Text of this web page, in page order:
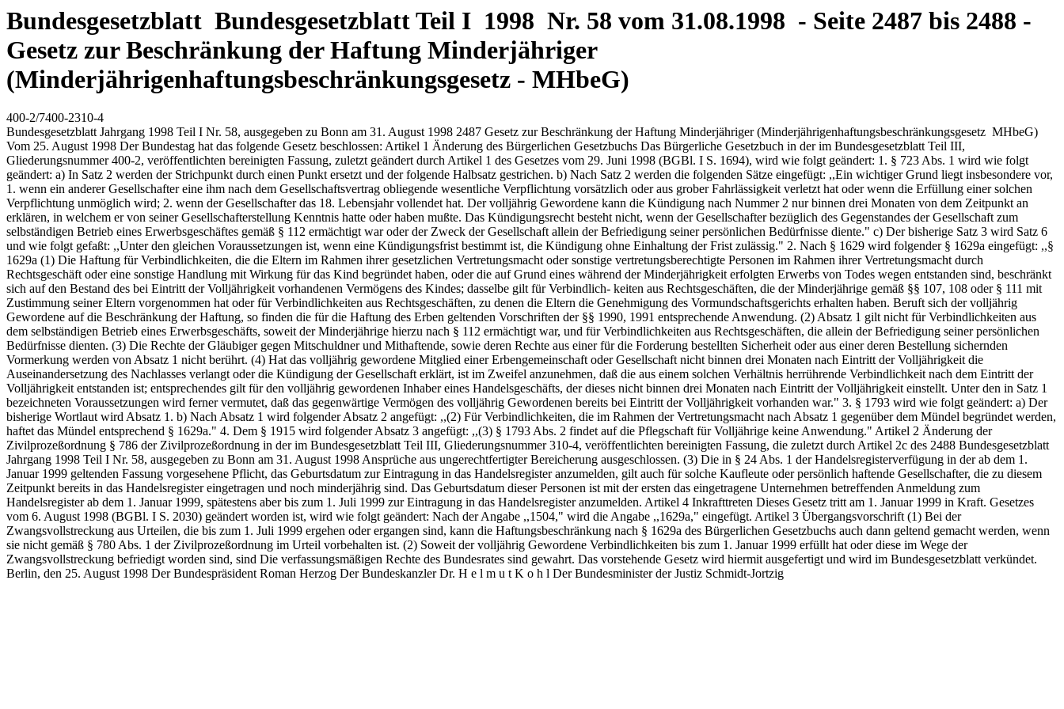
Bundesgesetzblatt Bundesgesetzblatt Teil I 1998 Nr. 58 vom 31.08.1998 - Seite 2487 bis 2488 -
Gesetz zur Beschränkung der Haftung Minderjähriger
(Minderjährigenhaftungsbeschränkungsgesetz - MHbeG)
400-2/7400-2310-4
Bundesgesetzblatt Jahrgang 1998 Teil I Nr. 58, ausgegeben zu Bonn am 31. August 1998 2487 Gesetz zur Beschränkung der Haftung Minderjähriger (Minderjährigenhaftungsbeschränkungsgesetz ­ MHbeG)
Vom 25. August 1998 Der Bundestag hat das folgende Gesetz beschlossen: Artikel 1 Änderung des Bürgerlichen Gesetzbuchs Das Bürgerliche Gesetzbuch in der im Bundesgesetzblatt Teil III,
Gliederungsnummer 400-2, veröffentlichten bereinigten Fassung, zuletzt geändert durch Artikel 1 des Gesetzes vom 29. Juni 1998 (BGBl. I S. 1694), wird wie folgt geändert: 1. § 723 Abs. 1 wird wie folgt
geändert: a) In Satz 2 werden der Strichpunkt durch einen Punkt ersetzt und der folgende Halbsatz gestrichen. b) Nach Satz 2 werden die folgenden Sätze eingefügt: ,,Ein wichtiger Grund liegt insbesondere vor,
1. wenn ein anderer Gesellschafter eine ihm nach dem Gesellschaftsvertrag obliegende wesentliche Verpflichtung vorsätzlich oder aus grober Fahrlässigkeit verletzt hat oder wenn die Erfüllung einer solchen
Verpflichtung unmöglich wird; 2. wenn der Gesellschafter das 18. Lebensjahr vollendet hat. Der volljährig Gewordene kann die Kündigung nach Nummer 2 nur binnen drei Monaten von dem Zeitpunkt an
erklären, in welchem er von seiner Gesellschafterstellung Kenntnis hatte oder haben mußte. Das Kündigungsrecht besteht nicht, wenn der Gesellschafter bezüglich des Gegenstandes der Gesellschaft zum
selbständigen Betrieb eines Erwerbsgeschäftes gemäß § 112 ermächtigt war oder der Zweck der Gesellschaft allein der Befriedigung seiner persönlichen Bedürfnisse diente." c) Der bisherige Satz 3 wird Satz 6
und wie folgt gefaßt: ,,Unter den gleichen Voraussetzungen ist, wenn eine Kündigungsfrist bestimmt ist, die Kündigung ohne Einhaltung der Frist zulässig." 2. Nach § 1629 wird folgender § 1629a eingefügt: ,,§
1629a (1) Die Haftung für Verbindlichkeiten, die die Eltern im Rahmen ihrer gesetzlichen Vertretungsmacht oder sonstige vertretungsberechtigte Personen im Rahmen ihrer Vertretungsmacht durch
Rechtsgeschäft oder eine sonstige Handlung mit Wirkung für das Kind begründet haben, oder die auf Grund eines während der Minderjährigkeit erfolgten Erwerbs von Todes wegen entstanden sind, beschränkt
sich auf den Bestand des bei Eintritt der Volljährigkeit vorhandenen Vermögens des Kindes; dasselbe gilt für Verbindlich- keiten aus Rechtsgeschäften, die der Minderjährige gemäß §§ 107, 108 oder § 111 mit
Zustimmung seiner Eltern vorgenommen hat oder für Verbindlichkeiten aus Rechtsgeschäften, zu denen die Eltern die Genehmigung des Vormundschaftsgerichts erhalten haben. Beruft sich der volljährig
Gewordene auf die Beschränkung der Haftung, so finden die für die Haftung des Erben geltenden Vorschriften der §§ 1990, 1991 entsprechende Anwendung. (2) Absatz 1 gilt nicht für Verbindlichkeiten aus
dem selbständigen Betrieb eines Erwerbsgeschäfts, soweit der Minderjährige hierzu nach § 112 ermächtigt war, und für Verbindlichkeiten aus Rechtsgeschäften, die allein der Befriedigung seiner persönlichen
Bedürfnisse dienten. (3) Die Rechte der Gläubiger gegen Mitschuldner und Mithaftende, sowie deren Rechte aus einer für die Forderung bestellten Sicherheit oder aus einer deren Bestellung sichernden
Vormerkung werden von Absatz 1 nicht berührt. (4) Hat das volljährig gewordene Mitglied einer Erbengemeinschaft oder Gesellschaft nicht binnen drei Monaten nach Eintritt der Volljährigkeit die
Auseinandersetzung des Nachlasses verlangt oder die Kündigung der Gesellschaft erklärt, ist im Zweifel anzunehmen, daß die aus einem solchen Verhältnis herrührende Verbindlichkeit nach dem Eintritt der
Volljährigkeit entstanden ist; entsprechendes gilt für den volljährig gewordenen Inhaber eines Handelsgeschäfts, der dieses nicht binnen drei Monaten nach Eintritt der Volljährigkeit einstellt. Unter den in Satz 1
bezeichneten Voraussetzungen wird ferner vermutet, daß das gegenwärtige Vermögen des volljährig Gewordenen bereits bei Eintritt der Volljährigkeit vorhanden war." 3. § 1793 wird wie folgt geändert: a) Der
bisherige Wortlaut wird Absatz 1. b) Nach Absatz 1 wird folgender Absatz 2 angefügt: ,,(2) Für Verbindlichkeiten, die im Rahmen der Vertretungsmacht nach Absatz 1 gegenüber dem Mündel begründet werden,
haftet das Mündel entsprechend § 1629a." 4. Dem § 1915 wird folgender Absatz 3 angefügt: ,,(3) § 1793 Abs. 2 findet auf die Pflegschaft für Volljährige keine Anwendung." Artikel 2 Änderung der
Zivilprozeßordnung § 786 der Zivilprozeßordnung in der im Bundesgesetzblatt Teil III, Gliederungsnummer 310-4, veröffentlichten bereinigten Fassung, die zuletzt durch Artikel 2c des 2488 Bundesgesetzblatt
Jahrgang 1998 Teil I Nr. 58, ausgegeben zu Bonn am 31. August 1998 Ansprüche aus ungerechtfertigter Bereicherung ausgeschlossen. (3) Die in § 24 Abs. 1 der Handelsregisterverfügung in der ab dem 1.
Januar 1999 geltenden Fassung vorgesehene Pflicht, das Geburtsdatum zur Eintragung in das Handelsregister anzumelden, gilt auch für solche Kaufleute oder persönlich haftende Gesellschafter, die zu diesem
Zeitpunkt bereits in das Handelsregister eingetragen und noch minderjährig sind. Das Geburtsdatum dieser Personen ist mit der ersten das eingetragene Unternehmen betreffenden Anmeldung zum
Handelsregister ab dem 1. Januar 1999, spätestens aber bis zum 1. Juli 1999 zur Eintragung in das Handelsregister anzumelden. Artikel 4 Inkrafttreten Dieses Gesetz tritt am 1. Januar 1999 in Kraft. Gesetzes
vom 6. August 1998 (BGBl. I S. 2030) geändert worden ist, wird wie folgt geändert: Nach der Angabe ,,1504," wird die Angabe ,,1629a," eingefügt. Artikel 3 Übergangsvorschrift (1) Bei der
Zwangsvollstreckung aus Urteilen, die bis zum 1. Juli 1999 ergehen oder ergangen sind, kann die Haftungsbeschränkung nach § 1629a des Bürgerlichen Gesetzbuchs auch dann geltend gemacht werden, wenn
sie nicht gemäß § 780 Abs. 1 der Zivilprozeßordnung im Urteil vorbehalten ist. (2) Soweit der volljährig Gewordene Verbindlichkeiten bis zum 1. Januar 1999 erfüllt hat oder diese im Wege der
Zwangsvollstreckung befriedigt worden sind, sind Die verfassungsmäßigen Rechte des Bundesrates sind gewahrt. Das vorstehende Gesetz wird hiermit ausgefertigt und wird im Bundesgesetzblatt verkündet.
Berlin, den 25. August 1998 Der Bundespräsident Roman Herzog Der Bundeskanzler Dr. H e l m u t K o h l Der Bundesminister der Justiz Schmidt-Jortzig